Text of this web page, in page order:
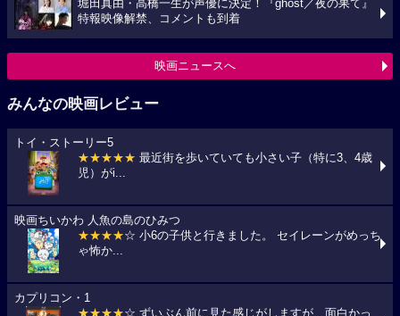
堀田真由・高橋一生が声優に決定！『ghost／夜の果て』
特報映像解禁、コメントも到着
映画ニュースへ
みんなの映画レビュー
トイ・ストーリー5
★★★★★ 最近街を歩いていても小さい子（特に3、4歳
児）がi...
映画ちいかわ 人魚の島のひみつ
★★★★☆ 小6の子供と行きました。 セイレーンがめっち
ゃ怖か...
カプリコン・1
★★★★☆ ずいぶん前に見た感じがしますが、面白かっ